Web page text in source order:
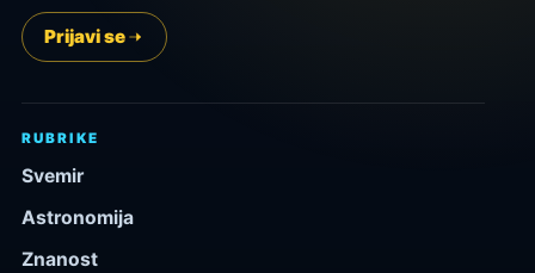
Prijavi se
RUBRIKE
Svemir
Astronomija
Znanost